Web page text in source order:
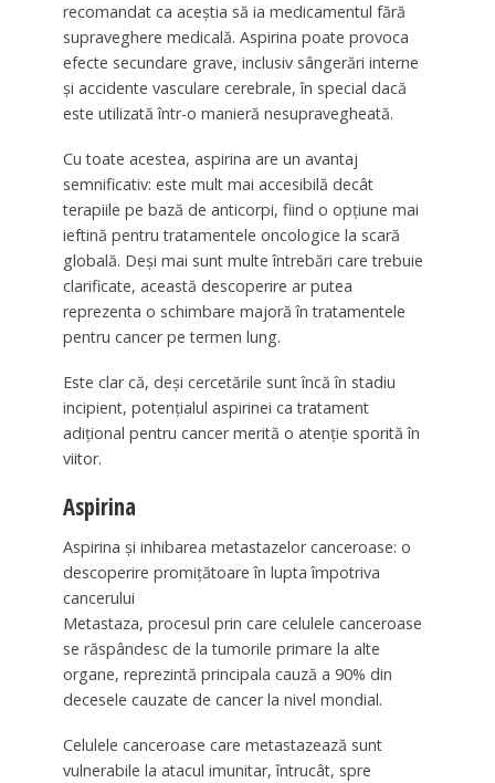
recomandat ca aceștia să ia medicamentul fără
supraveghere medicală. Aspirina poate provoca
efecte secundare grave, inclusiv sângerări interne
și accidente vasculare cerebrale, în special dacă
este utilizată într-o manieră nesupravegheată.
Cu toate acestea, aspirina are un avantaj
semnificativ: este mult mai accesibilă decât
terapiile pe bază de anticorpi, fiind o opțiune mai
ieftină pentru tratamentele oncologice la scară
globală. Deși mai sunt multe întrebări care trebuie
clarificate, această descoperire ar putea
reprezenta o schimbare majoră în tratamentele
pentru cancer pe termen lung.
Este clar că, deși cercetările sunt încă în stadiu
incipient, potențialul aspirinei ca tratament
adițional pentru cancer merită o atenție sporită în
viitor.
Aspirina
Aspirina și inhibarea metastazelor canceroase: o
descoperire promițătoare în lupta împotriva
cancerului
Metastaza, procesul prin care celulele canceroase
se răspândesc de la tumorile primare la alte
organe, reprezintă principala cauză a 90% din
decesele cauzate de cancer la nivel mondial.
Celulele canceroase care metastazează sunt
vulnerabile la atacul imunitar, întrucât, spre